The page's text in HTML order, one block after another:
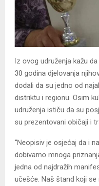
Iz ovog udruženja kažu
30 godina djelovanja
dodali da su jedno od
distriktu i regionu. Osim
udruženja ističu da su
su prezentovani običaji i
“Neopisiv je osjećaj da i
dobivamo mnoga
jedna od najdražih
učešće. Naš štand koji